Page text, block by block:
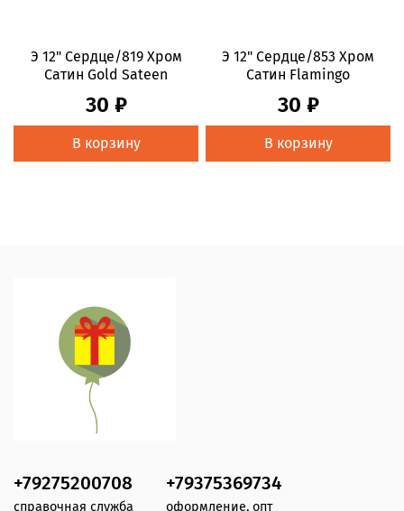
Э 12" Сердце/819 Хром
Сатин Gold Sateen
30 ₽
В корзину
Э 12" Сердце/853 Хром
Сатин Flamingo
30 ₽
В корзину
+79275200708
справочная служба
+79375369734
оформление, опт